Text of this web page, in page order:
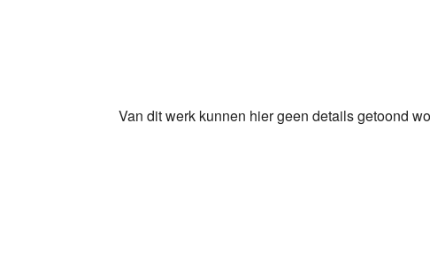
Van dit werk kunnen hier geen details getoond